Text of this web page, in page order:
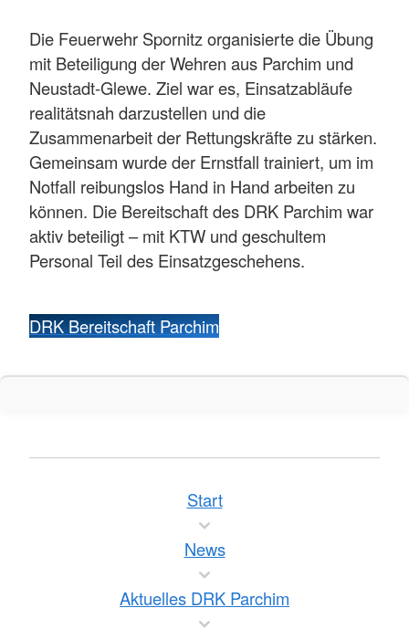
Die Feuerwehr Spornitz organisierte die Übung
mit Beteiligung der Wehren aus Parchim und
Neustadt-Glewe. Ziel war es, Einsatzabläufe
realitätsnah darzustellen und die
Zusammenarbeit der Rettungskräfte zu stärken.
Gemeinsam wurde der Ernstfall trainiert, um im
Notfall reibungslos Hand in Hand arbeiten zu
können. Die Bereitschaft des DRK Parchim war
aktiv beteiligt – mit KTW und geschultem
Personal Teil des Einsatzgeschehens.
DRK Bereitschaft Parchim
Start
News
Aktuelles DRK Parchim